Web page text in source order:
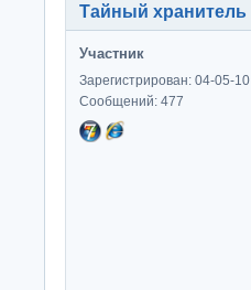
Тайный хранитель
Участник
Зарегистрирован: 04-05-10
Сообщений: 477